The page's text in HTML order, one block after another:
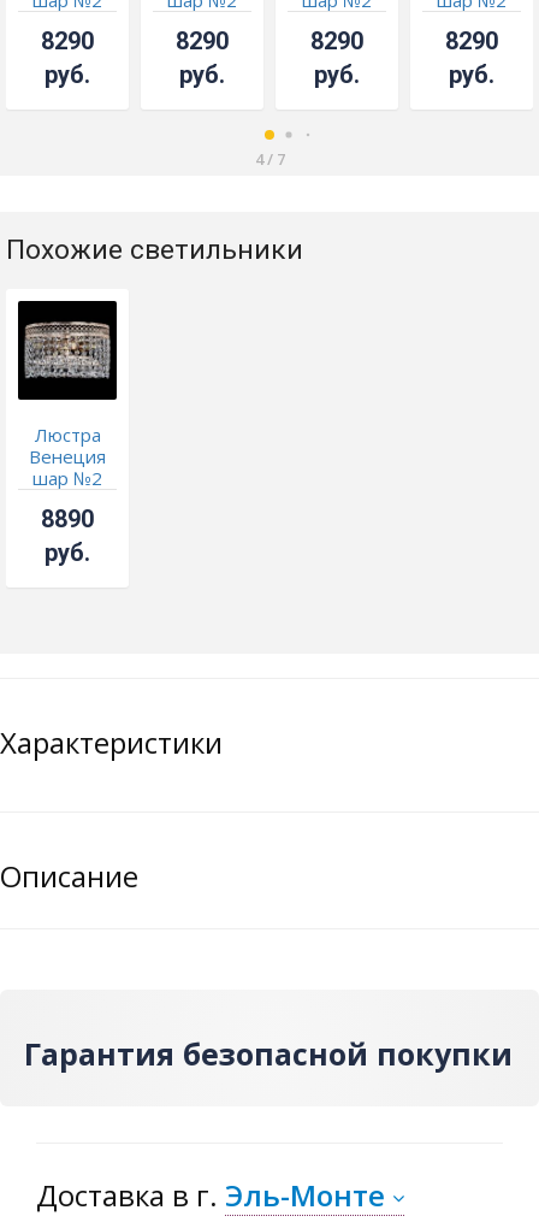
8290
руб.
8290
руб.
8290
руб.
8290
руб.
4/ 7
Похожие светильники
Люстра
Венеция
шар №2
8890
руб.
Характеристики
Описание
Гарантия безопасной покупки
Доставка в г. Эль-Монте